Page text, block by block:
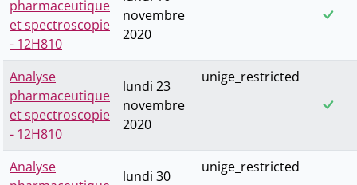
pharmaceutique
et spectroscopie
- 12H810
novembre
2020
Analyse
pharmaceutique
et spectroscopie
- 12H810
lundi 23
novembre
2020
unige_restricted
Analyse
lundi 30
unige_restricted